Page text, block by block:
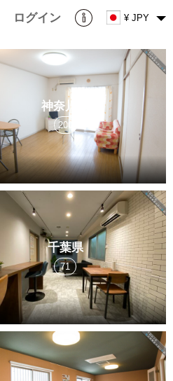
ログイン ¥ JPY
神奈川県
200
千葉県
71